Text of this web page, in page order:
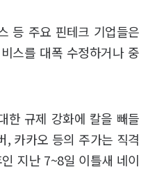
등 주요 핀테크 기업들은
스를 대폭 수정하거나 중
한 규제 강화에 칼을 빼들
, 카카오 등의 주가는 직격
지난 7~8일 이틀새 네이